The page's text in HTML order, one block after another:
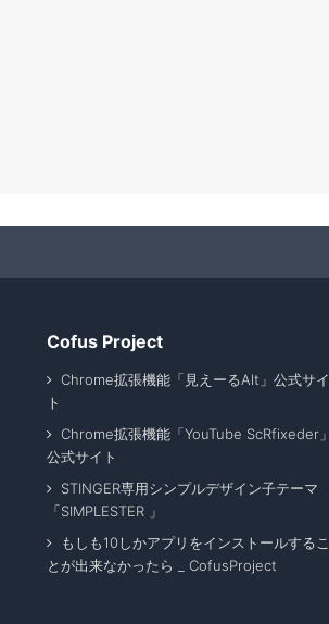
Cofus Project
Chrome拡張機能「見えーるAlt」公式サイ
ト
Chrome拡張機能「YouTube ScRfixeder」
公式サイト
STINGER専用シンプルデザイン子テーマ
「SIMPLESTER 」
もしも10しかアプリをインストールするこ
とが出来なかったら _ CofusProject